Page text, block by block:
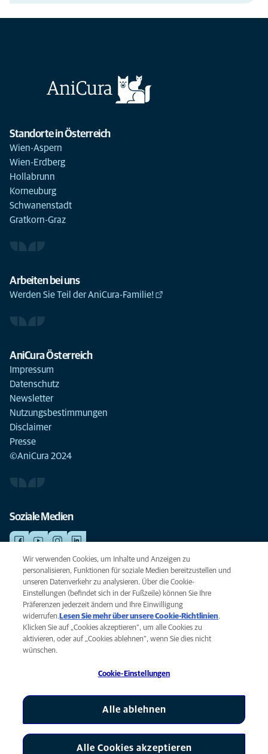
Standorte in Österreich
Wien-Aspern
Wien-Erdberg
Hollabrunn
Korneuburg
Schwanenstadt
Gratkorn-Graz
Arbeiten bei uns
Werden Sie Teil der AniCura-Familie!
AniCura Österreich
Impressum
Datenschutz
Newsletter
Nutzungsbestimmungen
Disclaimer
Presse
©AniCura 2024
Soziale Medien
NOTDIENSTE
Finden Sie hier Ihre Standorte mit Notfallservice. Weil Ihr Tier die beste
Versorgung verdient.
Datenschutz
Legal
AniCura ist eine Tochtergesellschaft von Mars, Inc © 2026
Cookie-Einstellungen
Wir verwenden Cookies, um Inhalte und Anzeigen zu
personalisieren, Funktionen für soziale Medien bereitzustellen und
unseren Datenverkehr zu analysieren. Über die Cookie-
Einstellungen (befindet sich in der Fußzeile) können Sie Ihre
Präferenzen jederzeit ändern und Ihre Einwilligung
widerrufen. Lesen Sie mehr über unsere Cookie-Richtlinien(opens
.
Klicken Sie auf „Cookies akzeptieren“, um alle Cookies zu
aktivieren, oder auf „Cookies ablehnen“, wenn Sie dies nicht
wünschen.
Cookie-Einstellungen
Alle ablehnen
Alle Cookies akzeptieren